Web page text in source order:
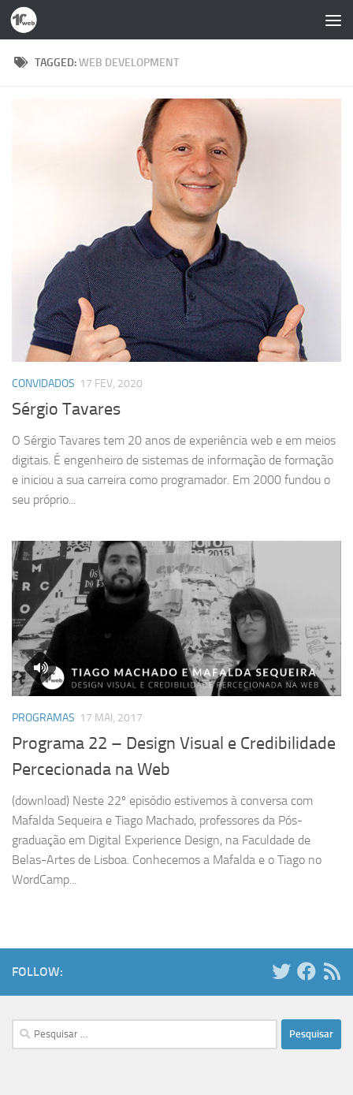
Skip to content
TAGGED:WEB DEVELOPMENT
CONVIDADOS 17 FEV, 2020
Sérgio Tavares
O Sérgio Tavares tem 20 anos de experiência web e em meios
digitais. É engenheiro de sistemas de informação de formação
e iniciou a sua carreira como programador. Em 2000 fundou o
seu próprio...
PROGRAMAS 17 MAI, 2017
Programa 22 – Design Visual e Credibilidade
Percecionada na Web
(download) Neste 22º episódio estivemos à conversa com
Mafalda Sequeira e Tiago Machado, professores da Pós-
graduação em Digital Experience Design, na Faculdade de
Belas-Artes de Lisboa. Conhecemos a Mafalda e o Tiago no
WordCamp...
FOLLOW:
Pesquisar
por: